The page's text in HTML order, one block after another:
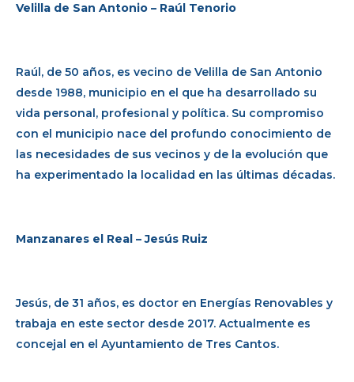
Velilla de San Antonio – Raúl Tenorio
Raúl, de 50 años, es vecino de Velilla de San Antonio
desde 1988, municipio en el que ha desarrollado su
vida personal, profesional y política. Su compromiso
con el municipio nace del profundo conocimiento de
las necesidades de sus vecinos y de la evolución que
ha experimentado la localidad en las últimas décadas.
Manzanares el Real – Jesús Ruiz
Jesús, de 31 años, es doctor en Energías Renovables y
trabaja en este sector desde 2017. Actualmente es
concejal en el Ayuntamiento de Tres Cantos.